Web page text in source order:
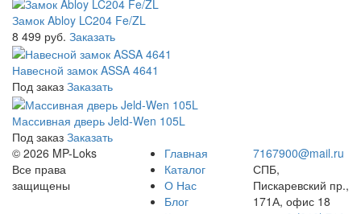
Замок Abloy LC204 Fe/ZL
8 499 руб. Заказать
Навесной замок ASSA 4641
Под заказ Заказать
Массивная дверь Jeld-Wen 105L
Под заказ Заказать
© 2026 MP-Loks
Все права
защищены
Главная
Каталог
О Нас
Блог
7167900@mail.ru
СПБ,
Пискаревский пр.,
171А, офис 18